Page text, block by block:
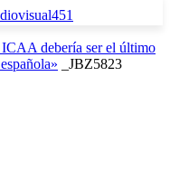
debería ser el último
_JBZ5823